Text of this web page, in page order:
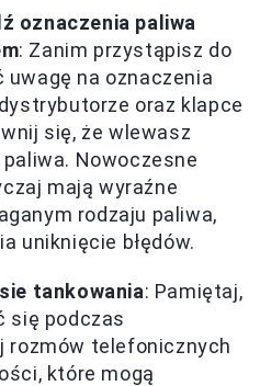
oznaczenia paliwa
: Zanim przystąpisz do
uwagę na oznaczenia
oraz klapce
się, że wlewasz
Nowoczesne
mają wyraźne
rodzaju paliwa,
uniknięcie błędów.
tankowania: Pamiętaj,
się podczas
rozmów telefonicznych
które mogą